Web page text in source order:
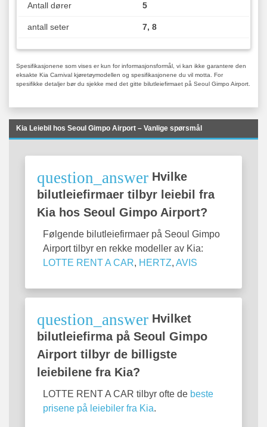
Antall dører 5
antall seter 7, 8
Spesifikasjonene som vises er kun for informasjonsformål, vi kan ikke garantere den
eksakte Kia Carnival kjøretøymodellen og spesifikasjonene du vil motta. For
spesifikke detaljer bør du sjekke med det gitte bilutleiefirmaet på Seoul Gimpo Airport.
Kia Leiebil hos Seoul Gimpo Airport – Vanlige spørsmål
question_answer Hvilke
bilutleiefirmaer tilbyr leiebil fra
Kia hos Seoul Gimpo Airport?
Følgende bilutleiefirmaer på Seoul Gimpo
Airport tilbyr en rekke modeller av Kia:
LOTTE RENT A CAR, HERTZ, AVIS
question_answer Hvilket
bilutleiefirma på Seoul Gimpo
Airport tilbyr de billigste
leiebilene fra Kia?
LOTTE RENT A CAR tilbyr ofte de beste
prisene på leiebiler fra Kia.